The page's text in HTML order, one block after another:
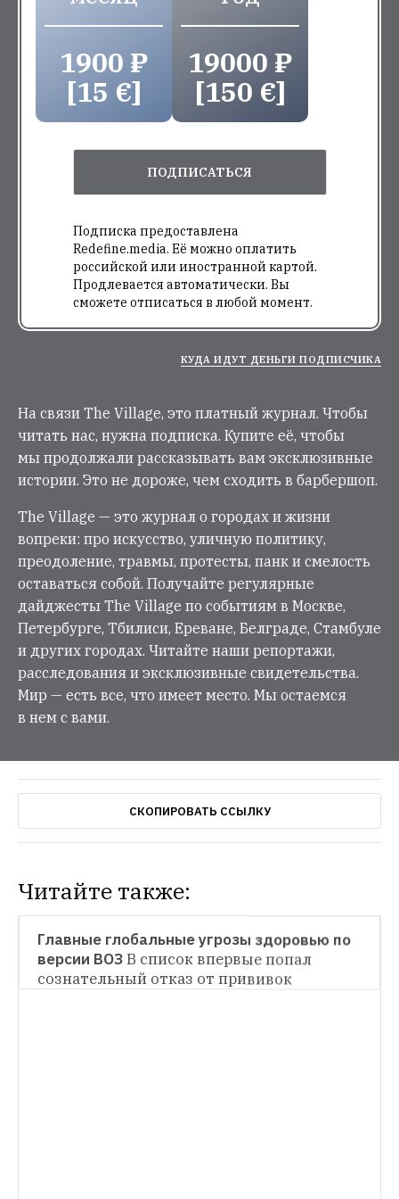
1900 ₽
[15 €]
19000 ₽
[150 €]
ПОДПИСАТЬСЯ
Подписка предоставлена
Redefine.media. Её можно оплатить
российской или иностранной картой.
Продлевается автоматически. Вы
сможете отписаться в любой момент.
КУДА ИДУТ ДЕНЬГИ ПОДПИСЧИКА
На связи The Village, это платный журнал. Чтобы
читать нас, нужна подписка. Купите её, чтобы
мы продолжали рассказывать вам эксклюзивные
истории. Это не дороже, чем сходить в барбершоп.
The Village — это журнал о городах и жизни
вопреки: про искусство, уличную политику,
преодоление, травмы, протесты, панк и смелость
оставаться собой. Получайте регулярные
дайджесты The Village по событиям в Москве,
Петербурге, Тбилиси, Ереване, Белграде, Стамбуле
и других городах. Читайте наши репортажи,
расследования и эксклюзивные свидетельства.
Мир — есть все, что имеет место. Мы остаемся
в нем с вами.
СКОПИРОВАТЬ ССЫЛКУ
Читайте также:
НОВОСТИ
Главные глобальные угрозы здоровью по
версии ВОЗВ список впервые попал
сознательный отказ от прививок